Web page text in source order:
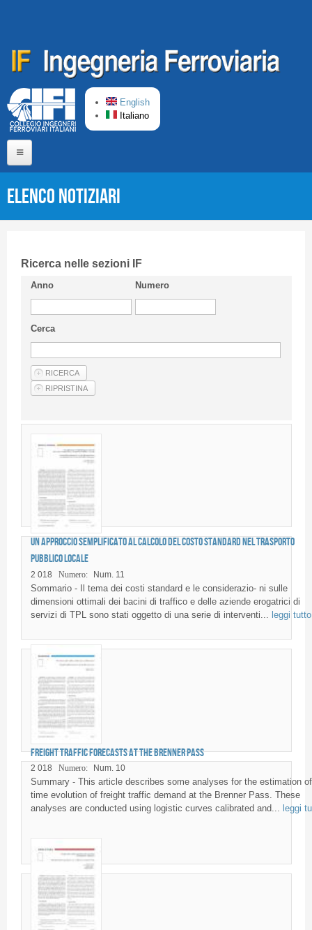
English
Italiano
CIFI in breve
Linee Guida
Privacy Policy
Articoli
Fornitori di prodotti e servizi
Elenco Notiziari
Ricerca nelle sezioni IF
Anno Numero
Cerca
Un approccio semplificato al calcolo del costo standard nel Trasporto
Pubblico Locale
2 018 Numero: Num. 11
Sommario - Il tema dei costi standard e le considerazio- ni sulle
dimensioni ottimali dei bacini di traffico e delle aziende erogatrici di
servizi di TPL sono stati oggetto di una serie di interventi... leggi tutto
Freight traffic forecasts at the Brenner pass
2 018 Numero: Num. 10
Summary - This article describes some analyses for the estimation of
time evolution of freight traffic demand at the Brenner Pass. These
analyses are conducted using logistic curves calibrated and... leggi